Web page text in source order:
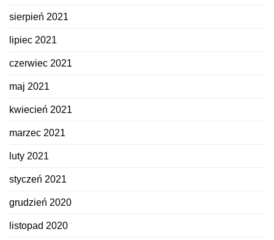
sierpień 2021
lipiec 2021
czerwiec 2021
maj 2021
kwiecień 2021
marzec 2021
luty 2021
styczeń 2021
grudzień 2020
listopad 2020